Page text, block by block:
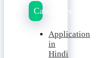
Categories
Application
in
Hindi